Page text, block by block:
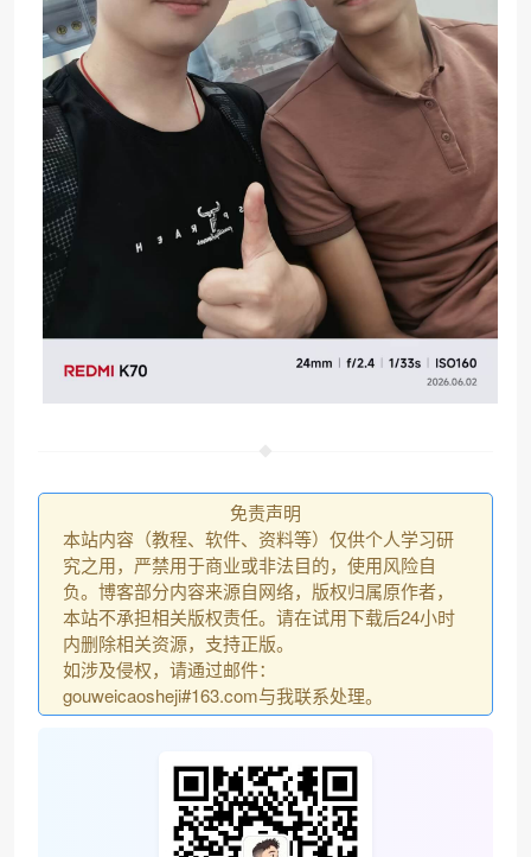
免责声明
本站内容（教程、软件、资料等）仅供个人学习研
究之用，严禁用于商业或非法目的，使用风险自
负。博客部分内容来源自网络，版权归属原作者，
本站不承担相关版权责任。请在试用下载后24小时
内删除相关资源，支持正版。
如涉及侵权，请通过邮件：
gouweicaosheji#163.com与我联系处理。